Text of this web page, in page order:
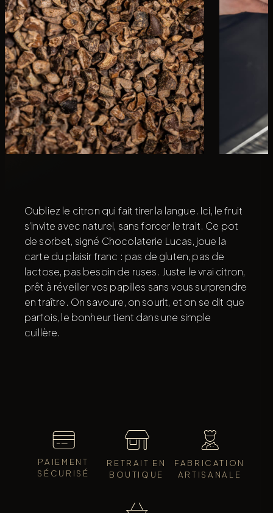
Oubliez le citron qui fait tirer la langue. Ici, le fruit
s’invite avec naturel, sans forcer le trait. Ce pot
de sorbet, signé Chocolaterie Lucas, joue la
carte du plaisir franc : pas de gluten, pas de
lactose, pas besoin de ruses. Juste le vrai citron,
prêt à réveiller vos papilles sans vous surprendre
en traître. On savoure, on sourit, et on se dit que
parfois, le bonheur tient dans une simple
cuillère.
PAIEMENT
SÉCURISÉ
RETRAIT EN
BOUTIQUE
FABRICATION
ARTISANALE